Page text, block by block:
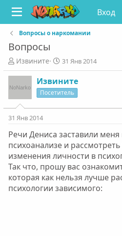
Вход
Вопросы о наркомании
Вопросы
А
в
т
о
р
т
е
ы
Извините
Д
а
т
а
н
а
л
а
31 Янв 2014
Извините
Посетитель
31 Янв 2014
Речи Дениса заставили меня
психоанализе и
изменения личности в
Так что, прошу вас
которая как нельзя лучше
психологии зависимого: